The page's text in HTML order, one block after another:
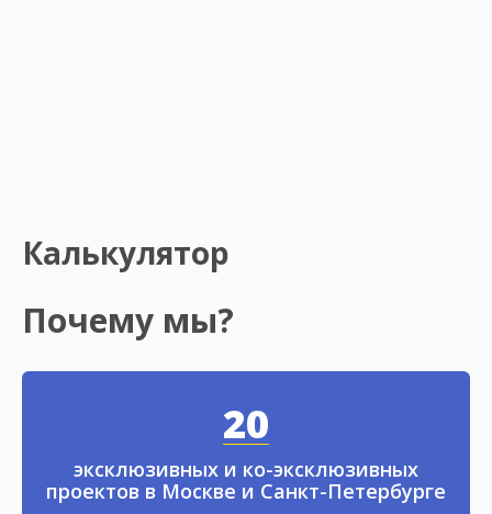
Калькулятор
Почему мы?
20
эксклюзивных и ко-эксклюзивных
проектов в Москве и Санкт-Петербурге